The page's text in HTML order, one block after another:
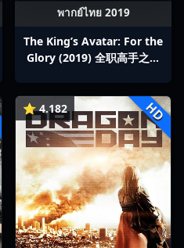
พากย์ไทย 2019
The King’s Avatar: For the
Glory (2019) 全职高手之巅
⭐ 4.182 HD